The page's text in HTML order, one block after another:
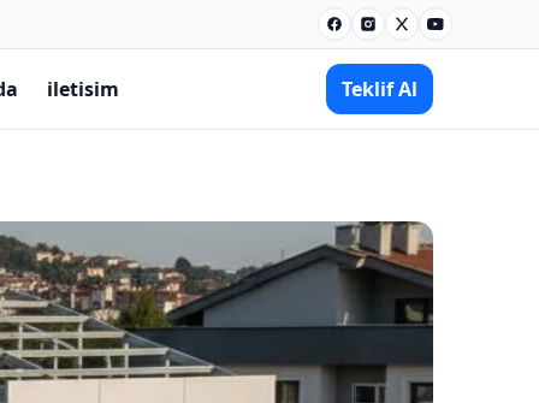
Facebook
Instagram
X Youtube
iletisim Teklif Al